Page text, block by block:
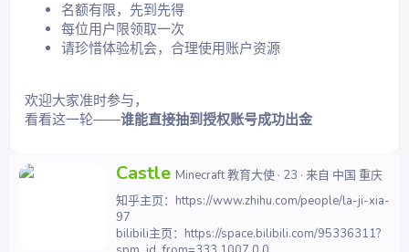
名额有限，先到先得
每位用户限领取一次
请珍惜体验机会，合理使用账户资源
欢迎大家准时参与，
看看这一轮——谁能直接抽到授权账号成功出金
撰
者
Castle Minecraft 教育大使 · 23 · 来自 中国 重庆
知乎主页：https://www.zhihu.com/people/la-ji-xia-
97
bilibili主页：https://space.bilibili.com/95336311?